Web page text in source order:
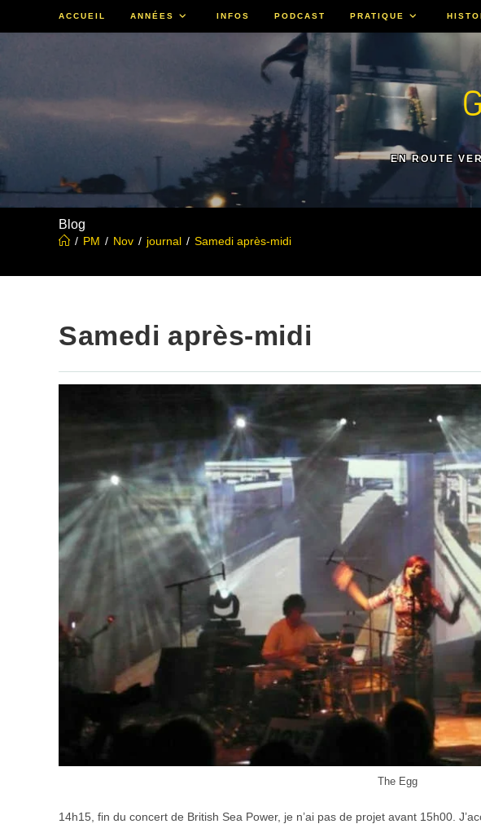
ACCUEIL ANNÉES INFOS PODCAST PRATIQUE
EN ROUTE
Blog
/ PM / Nov / journal / Samedi après-midi
Samedi après-midi
The Egg
14h15, fin du concert de British Sea Power, je n’ai pas de projet avant 15h00.